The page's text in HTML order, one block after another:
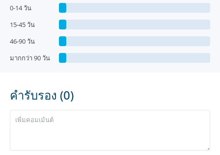
0-14 วัน
15-45 วัน
46-90 วัน
มากกว่า 90 วัน
คำรับรอง (0)